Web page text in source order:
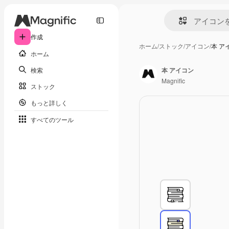
作成
ホーム
検索
ストック
もっと詳しく
すべてのツール
ホーム/ストック/アイコン/本 ア
本 アイコン
Magnific